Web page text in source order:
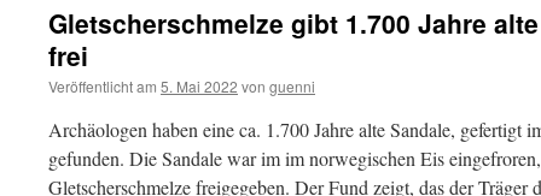
Gletscherschmelze gibt 1.700 Jahre
frei
Veröffentlicht am 5. Mai 2022 von guenni
Archäologen haben eine ca. 1.700 Jahre alte Sandale, gefertigt
gefunden. Die Sandale war im im norwegischen Eis
Gletscherschmelze freigegeben. Der Fund zeigt, das der Träger